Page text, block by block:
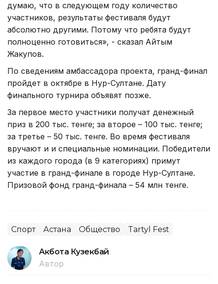
думаю, что в следующем году количество
участников, результаты фестиваля будут
абсолютно другими. Потому что ребята будут
полноценно готовиться», - сказал Айтым
Жакупов.
По сведениям амбассадора проекта, гранд-финал
пройдет в октябре в Нур-Султане. Дату
финального турнира объявят позже.
За первое место участники получат денежный
приз в 200 тыс. тенге; за второе – 100 тыс. тенге;
за третье – 50 тыс. тенге. Во время фестиваля
вручают и и специальные номинации. Победители
из каждого города (в 9 категориях) примут
участие в гранд-финале в городе Нур-Султане.
Призовой фонд гранд-финала – 54 млн тенге.
Спорт Астана Общество Tartyl Fest
Акбота Кузекбай
Автор